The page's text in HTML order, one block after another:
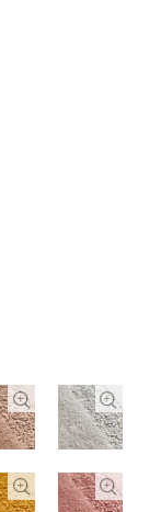
 
 